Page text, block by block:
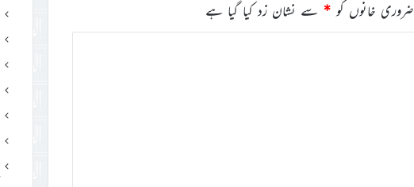
ضروری خانوں کو * سے نشان زد کیا گیا ہے